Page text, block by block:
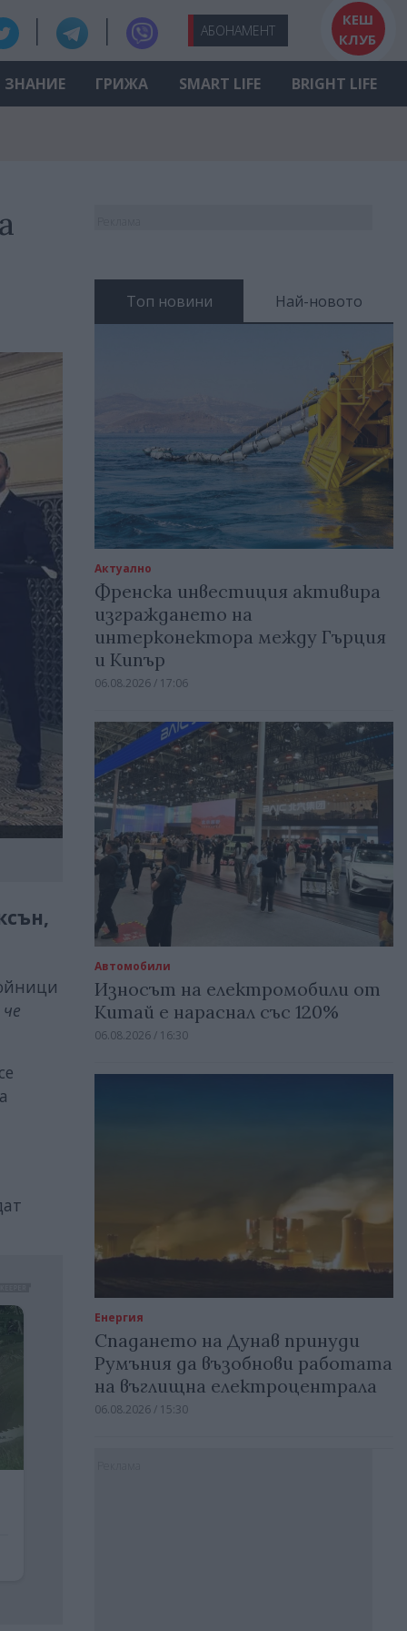
АБОНАМЕНТ
КЕШ
КЛУБ
ЗНАНИЕ ГРИЖА SMART LIFE BRIGHT LIFE
Топ новини Най-новото
Актуално
Френска инвестиция активира
изграждането на
интерконектора между Гърция
и Кипър
06.08.2026 / 17:06
Автомобили
Износът на електромобили от
Китай е нараснал със 120%
06.08.2026 / 16:30
Енергия
Спадането на Дунав принуди
Румъния да възобнови работата
на въглищна електроцентрала
06.08.2026 / 15:30